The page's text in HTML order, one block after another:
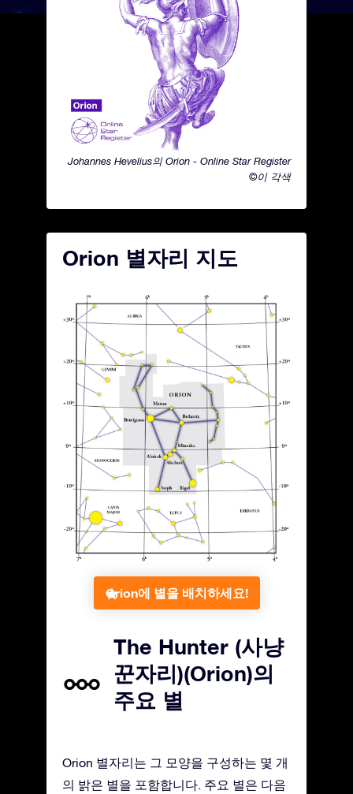
Johannes Hevelius의 Orion - Online Star Register
©이 각색
Orion 별자리 지도
Orion에 별을 배치하세요!
The Hunter (사냥
꾼자리)(Orion)의
주요 별
Orion 별자리는 그 모양을 구성하는 몇 개
의 밝은 별을 포함합니다. 주요 별은 다음